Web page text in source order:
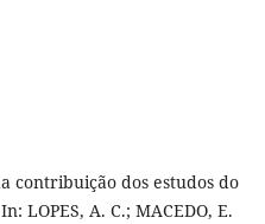
contribuição dos estudos do
LOPES, A. C.; MACEDO, E.